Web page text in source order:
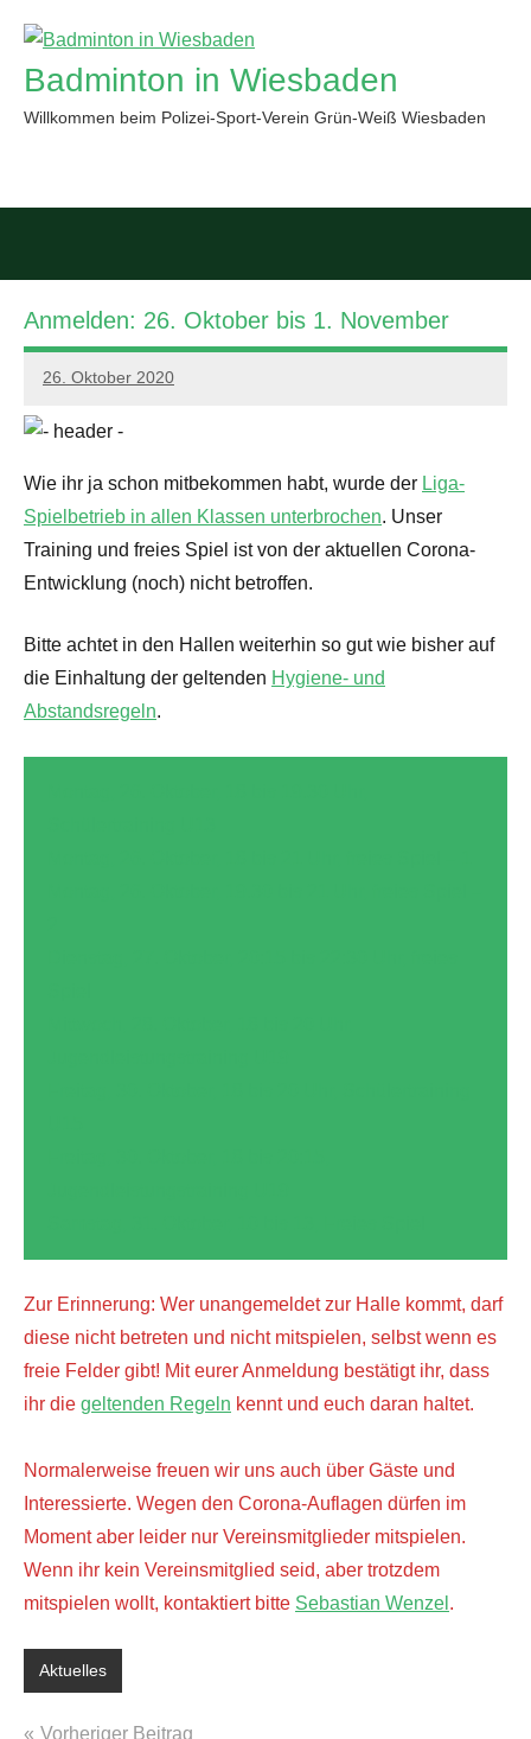
Inhalt
springen
Badminton in Wiesbaden
Willkommen beim Polizei-Sport-Verein Grün-Weiß Wiesbaden
Anmelden: 26. Oktober bis 1. November
26. Oktober 2020
PSV
GWW
Wie ihr ja schon mitbekommen habt, wurde der Liga-
Spielbetrieb in allen Klassen unterbrochen. Unser
Training und freies Spiel ist von der aktuellen Corona-
Entwicklung (noch) nicht betroffen.
Bitte achtet in den Hallen weiterhin so gut wie bisher auf
die Einhaltung der geltenden Hygiene- und
Abstandsregeln.
Zur Erinnerung: Wer unangemeldet zur Halle kommt, darf
diese nicht betreten und nicht mitspielen, selbst wenn es
freie Felder gibt! Mit eurer Anmeldung bestätigt ihr, dass
ihr die geltenden Regeln kennt und euch daran haltet.
Normalerweise freuen wir uns auch über Gäste und
Interessierte. Wegen den Corona-Auflagen dürfen im
Moment aber leider nur Vereinsmitglieder mitspielen.
Wenn ihr kein Vereinsmitglied seid, aber trotzdem
mitspielen wollt, kontaktiert bitte Sebastian Wenzel .
Aktuelles
Vorheriger Beitrag